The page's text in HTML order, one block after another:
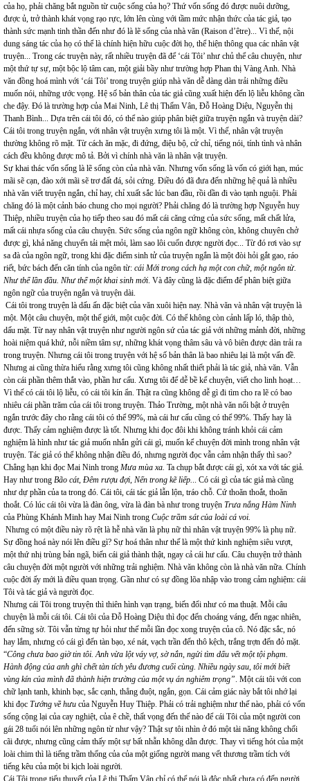
của họ, phải chăng bắt nguồn từ cuộc sống của họ? Thứ vốn sống đó được nuôi dưỡng,
được ủ, trở thành khát vọng rạo rực, lớn lên cùng với tầm mức nhận thức của tác giả, tạo
thành sức mạnh tinh thần đến như đó là lẽ sống của nhà văn (Raison d’être)... Vì thế, nội
dung sáng tác của họ có thể là chính hiện hữu cuộc đời họ, thể hiện thông qua các nhân vật
truyện... Trong các truyện này, rất nhiều truyện đã để ‘cái Tôi’ như chủ thể câu chuyện, như
một thứ tự sự, một bộc lộ tâm can, một giải bầy như trường hợp Phan thị Vàng Anh. Nhà
văn đồng hoá mình với ‘cái Tôi’ trong truyện giúp nhà văn dễ dàng dàn trải những điều
muốn nói, những ước vọng. Hệ số bản thân của tác giả cũng xuất hiện đến lộ liễu không cần
che đậy. Đó là trường hợp của Mai Ninh, Lê thị Thấm Vân, Đỗ Hoàng Diệu, Nguyễn thị
Thanh Bình... Dựa trên cái tôi đó, có thể nào giúp phân biệt giữa truyện ngắn và truyện dài?
Cái tôi trong truyện ngắn, với nhân vật truyện xưng tôi là một. Vì thế, nhân vật truyện
thường không rõ mặt. Từ cách ăn mặc, đi đứng, điệu bộ, cử chỉ, tiếng nói, tính tình và nhân
cách đều không được mô tả. Bởi vì chính nhà văn là nhân vật truyện.
Sự khai thác vốn sống là lẽ sống còn của nhà văn. Nhưng vốn sống là vốn có giới hạn, múc
mãi sẽ cạn, đào xới mãi sẽ trơ đất đá, sỏi cứng. Điều đó đã đưa đến những hệ quả là nhiều
nhà văn viết truyện ngắn, chỉ hay, chỉ xuất sắc lúc ban đầu, rồi dần đi vào tạnh nguội. Phải
chăng đó là một cảnh báo chung cho mọi người? Phải chăng đó là trường hợp Nguyễn huy
Thiệp, nhiều truyện của họ tiếp theo sau đó mất cái căng cứng của sức sống, mất chất lửa,
mất cái nhựa sống của câu chuyện. Sức sống của ngôn ngữ không còn, không chuyên chở
được gì, khả năng chuyển tải mệt mỏi, làm sao lôi cuốn được người đọc... Từ đó rơi vào sự
sa đà của ngôn ngữ, trong khi đặc điểm sinh tử của truyện ngắn là một đòi hỏi gắt gao, ráo
riết, bức bách đến căn tính của ngôn từ: cái Mới trong cách hạ một con chữ, một ngôn từ.
Như thể lần đầu. Như thể một khai sinh mới. Và đây cũng là đặc điểm để phân biệt giữa
ngôn ngữ của truyện ngắn và truyện dài.
Cái tôi trong truyện là dấu ấn đặc biệt của văn xuôi hiện nay. Nhà văn và nhân vật truyện là
một. Một câu chuyện, một thế giới, một cuộc đời. Có thể không còn cảnh lấp ló, thập thò,
dấu mặt. Từ nay nhân vật truyện như người ngôn sứ của tác giả với những mảnh đời, những
hoài niệm quá khứ, nỗi niềm tâm sự, những khát vọng thâm sâu và vô biên được dàn trải ra
trong truyện. Nhưng cái tôi trong truyện với hệ số bản thân là bao nhiêu lại là một vấn đề.
Nhưng ai cũng thừa hiểu rằng xưng tôi cũng không nhất thiết phải là tác giả, nhà văn. Vẫn
còn cái phần thêm thắt vào, phần hư cấu. Xưng tôi để dễ bề kể chuyện, viết cho linh hoạt…
Vì thế có cái tôi lộ liễu, có cái tôi kín ẩn. Thật ra cũng không dễ gì đi tìm cho ra lẽ có bao
nhiêu cái phần trăm của cái tôi trong truyện. Thảo Trường, một nhà văn nổi bật ở truyện
ngắn trước đây cho rằng cái tôi có thể 99%, mà cái hư cấu cũng có thể 99%. Thấy hay là
được. Thấy cảm nghiệm được là tốt. Nhưng khi đọc đôi khi không tránh khỏi cái cảm
nghiệm là hình như tác giả muốn nhắn gửi cái gì, muốn kể chuyện đời mình trong nhân vật
truyện. Tác giả có thể không nhận điều đó, nhưng người đọc vẫn cảm nhận thấy thì sao?
Chẳng hạn khi đọc Mai Ninh trong Mưa mùa xa. Ta chụp bắt được cái gì, xót xa với tác giả.
Hay như trong Bão cát, Đêm rượu đợi, Nến trong kẽ liếp... Có cái gì của tác giả mà cũng
như dự phần của ta trong đó. Cái tôi, cái tác giả lẫn lộn, tráo chỗ. Cứ thoăn thoắt, thoăn
thoắt. Có lúc cái tôi vừa là đàn ông, vừa là đàn bà như trong truyện Trưa nắng Hàm Ninh
của Phùng Khánh Minh hay Mai Ninh trong Cuộc trầm sát của loài cá voi.
Nhưng có một điều này rõ rệt là hễ nhà văn là phụ nữ thì nhân vật truyện 99% là phụ nữ.
Sự đồng hoá này nói lên điều gì? Sự hoá thân như thế là một thứ kinh nghiệm siêu vượt,
một thứ nhị trùng bản ngã, biến cái giả thành thật, ngay cả cái hư cấu. Câu chuyện trở thành
câu chuyện đời một người với những trải nghiệm. Nhà văn không còn là nhà văn nữa. Chính
cuộc đời ấy mới là điều quan trọng. Gần như có sự đồng lõa nhập vào trong cảm nghiệm: cái
Tôi và tác giả và người đọc.
Nhưng cái Tôi trong truyện thì thiên hình vạn trạng, biến đổi như có ma thuật. Mỗi câu
chuyện là mỗi cái tôi. Cái tôi của Đỗ Hoàng Diệu thì đọc đến choáng váng, đến ngạc nhiên,
đến sững sờ. Tôi vẫn từng tự hỏi như thế mỗi lần đọc xong truyện của cô. Nó đặc sắc, nó
hay lắm, nhưng có cái gì đến tàn bạo, xé nát, vạch trần đến thô kệch, trắng trợn đến đỏ mặt.
“Công chưa bao giờ tin tôi. Anh vừa lột váy vợ, sờ nắn, ngửi tìm dấu vết một tội phạm.
Hành động của anh ghì chết tàn tích yêu đương cuối cùng. Nhiều ngày sau, tôi mới biết
vùng kín của mình đã thành hiện trường của một vụ án nghiêm trọng”. Một cái tôi với con
chữ lạnh tanh, khinh bạc, sắc cạnh, thẳng đuột, ngắn, gọn. Cái cảm giác này bắt tôi nhớ lại
khi đọc Tướng về hưu của Nguyễn Huy Thiệp. Phải có trải nghiệm như thế nào, phải có vốn
sống cộng lại của cay nghiệt, của ê chề, thất vọng đến thế nào để cái Tôi của một người con
gái 28 tuổi nói lên những ngôn từ như vậy? Thật sự tôi nhìn ở đó một tài năng không chối
cãi được, nhưng cũng cảm thấy một sự bất nhẫn không dằn được. Thay vì tiếng hót của một
loài chim thì là tiếng trầm thống của của một giống người mang vết thương trầm tích với
tiếng kêu của một bi kịch loài người.
Cái Tôi trong tiểu thuyết của Lê thị Thấm Vân chỉ có thể nói là độc nhất chưa có đến người